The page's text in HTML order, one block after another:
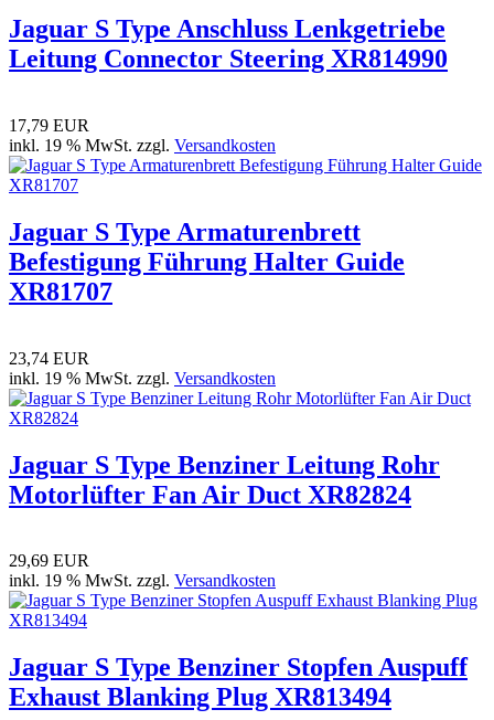
Jaguar S Type Anschluss Lenkgetriebe
Leitung Connector Steering XR814990
17,79 EUR
inkl. 19 % MwSt. zzgl. Versandkosten
Jaguar S Type Armaturenbrett
Befestigung Führung Halter Guide
XR81707
23,74 EUR
inkl. 19 % MwSt. zzgl. Versandkosten
Jaguar S Type Benziner Leitung Rohr
Motorlüfter Fan Air Duct XR82824
29,69 EUR
inkl. 19 % MwSt. zzgl. Versandkosten
Jaguar S Type Benziner Stopfen Auspuff
Exhaust Blanking Plug XR813494